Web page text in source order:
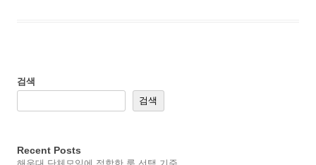
검색
검색
Recent Posts